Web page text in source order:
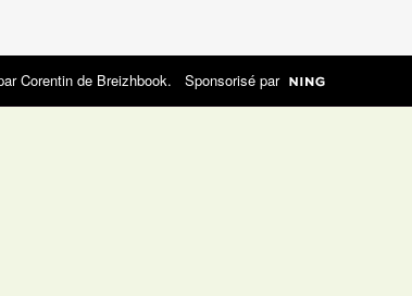
Corentin de Breizhbook. Sponsorisé par